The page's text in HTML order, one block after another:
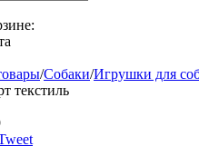
/Собаки/Игрушки для
текстиль